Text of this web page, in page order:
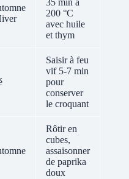
35 min à
200 °C
avec huile
et thym
Saisir à feu
vif 5-7 min
pour
conserver
le croquant
Rôtir en
cubes,
assaisonner
de paprika
doux